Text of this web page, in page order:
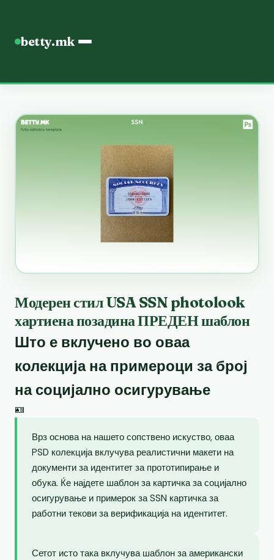
betty.mk
Модерен стил USA SSN photolook
хартиена позадина ПРЕДЕН шаблон
Што е вклучено во оваа
колекција на примероци за број
на социјално осигурување
🪪
Врз основа на нашето сопствено искуство, оваа
PSD колекција вклучува реалистични макети на
документи за идентитет за прототипирање и
обука. Ќе најдете шаблон за картичка за социјално
осигурување и примерок за SSN картичка за
работни текови за верификација на идентитет.
Сетот исто така вклучува шаблон за американски